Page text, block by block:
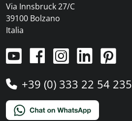
Via Innsbruck 27/C
39100 Bolzano
Italia
+39 (0) 333 22 54 235